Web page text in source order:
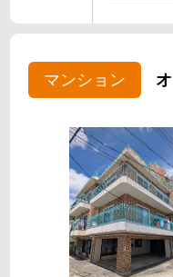
マンション